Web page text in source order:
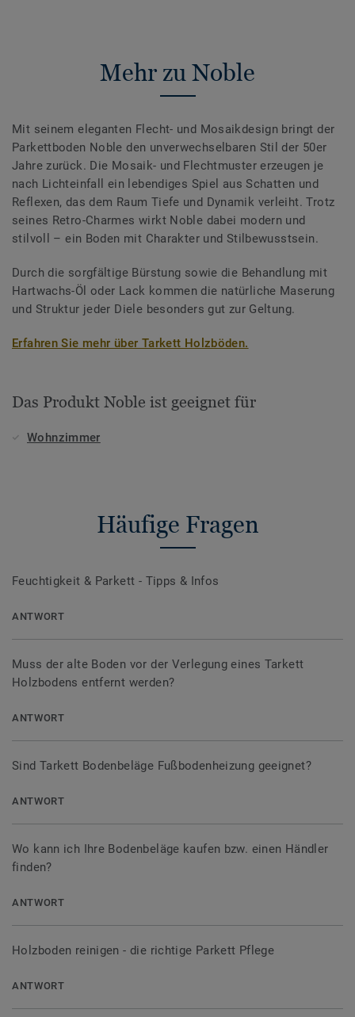
Mehr zu Noble
Mit seinem eleganten Flecht- und Mosaikdesign bringt der
Parkettboden Noble den unverwechselbaren Stil der 50er
Jahre zurück. Die Mosaik- und Flechtmuster erzeugen je
nach Lichteinfall ein lebendiges Spiel aus Schatten und
Reflexen, das dem Raum Tiefe und Dynamik verleiht. Trotz
seines Retro-Charmes wirkt Noble dabei modern und
stilvoll – ein Boden mit Charakter und Stilbewusstsein.
Durch die sorgfältige Bürstung sowie die Behandlung mit
Hartwachs-Öl oder Lack kommen die natürliche Maserung
und Struktur jeder Diele besonders gut zur Geltung.
Erfahren Sie mehr über Tarkett Holzböden.
Das Produkt Noble ist geeignet für
Wohnzimmer
Häufige Fragen
Feuchtigkeit & Parkett - Tipps & Infos
ANTWORT
Muss der alte Boden vor der Verlegung eines Tarkett
Holzbodens entfernt werden?
ANTWORT
Sind Tarkett Bodenbeläge Fußbodenheizung geeignet?
ANTWORT
Wo kann ich Ihre Bodenbeläge kaufen bzw. einen Händler
finden?
ANTWORT
Holzboden reinigen - die richtige Parkett Pflege
ANTWORT